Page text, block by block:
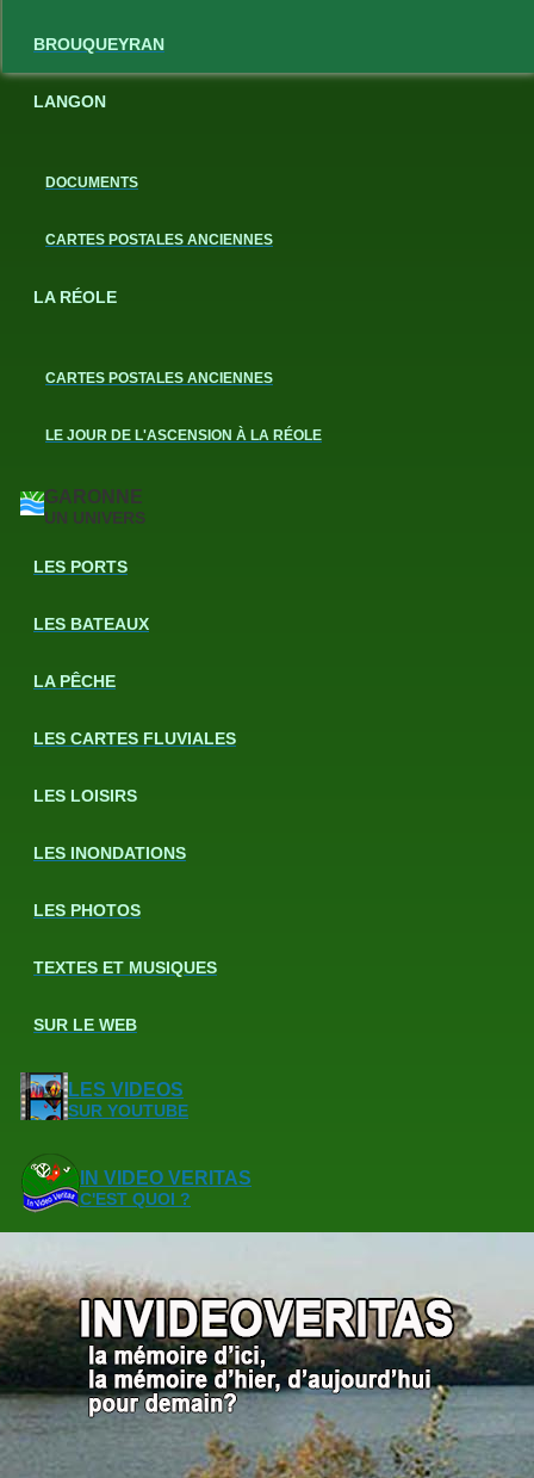
BROUQUEYRAN
LANGON
DOCUMENTS
CARTES POSTALES ANCIENNES
LA RÉOLE
CARTES POSTALES ANCIENNES
LE JOUR DE L'ASCENSION À LA RÉOLE
GARONNE
UN UNIVERS
LES PORTS
LES BATEAUX
LA PÊCHE
LES CARTES FLUVIALES
LES LOISIRS
LES INONDATIONS
LES PHOTOS
TEXTES ET MUSIQUES
SUR LE WEB
LES VIDEOS
SUR YOUTUBE
IN VIDEO VERITAS
C'EST QUOI ?